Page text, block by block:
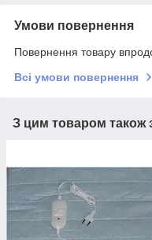
Умови повернення
Повернення товару
Всі умови повернення
З цим товаром також